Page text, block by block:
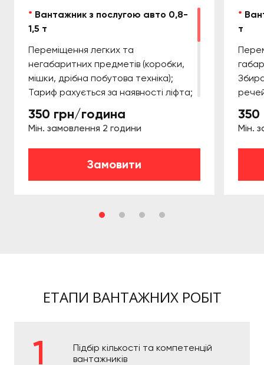
* Вантажник з послугою авто 0,8-
1,5 т
Переміщення легких та
негабаритних предметів (коробки,
мішки, дрібна побутова техніка);
Тариф рахується за наявності ліфта;
Поверховий спуск/підйом вручну —
від 20 грн/поверх/1 особа;
Проходи/проноси речей/вантажів
понад 30 метрів — від 20 грн/за
за повну годину.
350 грн/година
Мін. замовлення 2 години
Замовити
*
т
від
350
Мін.
ЕТАПИ ВАНТАЖНИХ РОБІТ
Підбір кількості та компетенцій
вантажників